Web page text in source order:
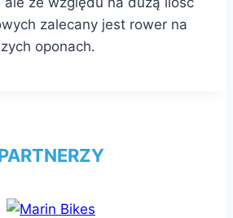
zalecany jest rower na
oponach.